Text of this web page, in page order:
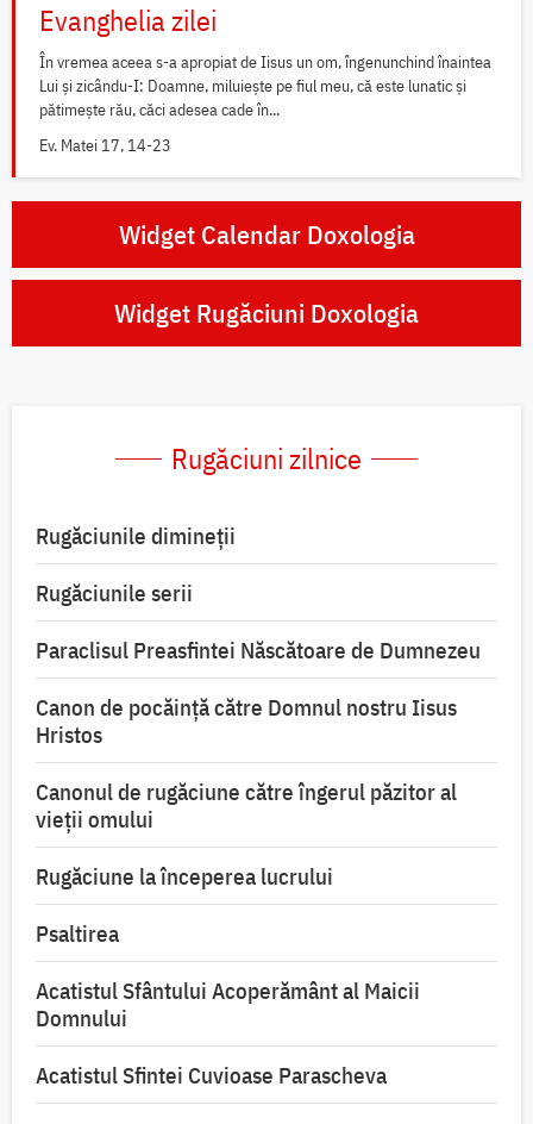
Evanghelia zilei
În vremea aceea s-a apropiat de Iisus un om, îngenunchind înaintea
Lui și zicându-I: Doamne, miluiește pe fiul meu, că este lunatic și
pătimește rău, căci adesea cade în...
Ev. Matei 17, 14-23
Widget Calendar Doxologia
Widget Rugăciuni Doxologia
Rugăciuni zilnice
Rugăciunile dimineții
Rugăciunile serii
Paraclisul Preasfintei Născătoare de Dumnezeu
Canon de pocăință către Domnul nostru Iisus
Hristos
Canonul de rugăciune către îngerul păzitor al
vieții omului
Rugăciune la începerea lucrului
Psaltirea
Acatistul Sfântului Acoperământ al Maicii
Domnului
Acatistul Sfintei Cuvioase Parascheva